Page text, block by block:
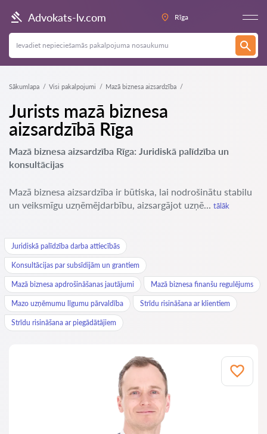
Advokats-lv.com Rīga
Sākumlapa Visi pakalpojumi Mazā biznesa aizsardzība
Jurists mazā biznesa
aizsardzībā Rīga
Mazā biznesa aizsardzība Rīga: Juridiskā palīdzība un
konsultācijas
Mazā biznesa aizsardzība ir būtiska, lai nodrošinātu stabilu
un veiksmīgu uzņēmējdarbību, aizsargājot uzņē... tālāk
Juridiskā palīdzība darba attiecībās
Konsultācijas par subsīdijām un grantiem
Mazā biznesa apdrošināšanas jautājumi Mazā biznesa finanšu regulējums
Mazo uzņēmumu līgumu pārvaldība Strīdu risināšana ar klientiem
Strīdu risināšana ar piegādātājiem